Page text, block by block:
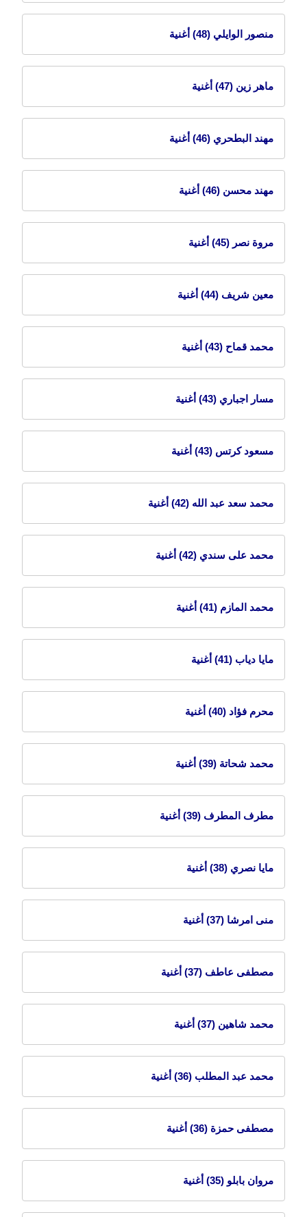
منصور الوايلي (48) أغنية
ماهر زين (47) أغنية
مهند البطحري (46) أغنية
مهند محسن (46) أغنية
مروة نصر (45) أغنية
معين شريف (44) أغنية
محمد قماح (43) أغنية
مسار اجباري (43) أغنية
مسعود كرتس (43) أغنية
محمد سعد عبد الله (42) أغنية
محمد على سندي (42) أغنية
محمد المازم (41) أغنية
مايا دياب (41) أغنية
محرم فؤاد (40) أغنية
محمد شحاتة (39) أغنية
مطرف المطرف (39) أغنية
مايا نصري (38) أغنية
منى امرشا (37) أغنية
مصطفى عاطف (37) أغنية
محمد شاهين (37) أغنية
محمد عبد المطلب (36) أغنية
مصطفى حمزة (36) أغنية
مروان بابلو (35) أغنية